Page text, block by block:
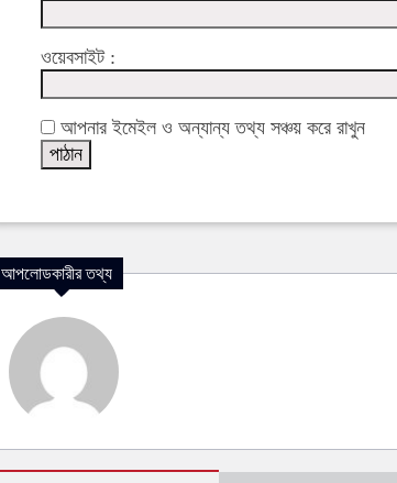
ওয়েবসাইট :
আপনার ইমেইল ও অন্যান্য তথ্য সঞ্চয় করে রাখুন
আপলোডকারীর তথ্য